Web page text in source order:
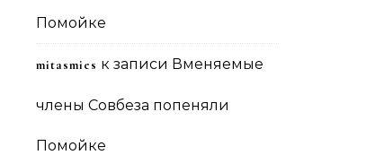
Помойке
mitasmies к записи Вменяемые
члены Совбеза попеняли
Помойке